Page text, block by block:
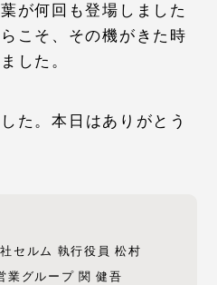
が何回も登場しました
こそ、その機がきた時
した。
た。本日はありがとう
セルム 執行役員 松村
グループ 関 健吾